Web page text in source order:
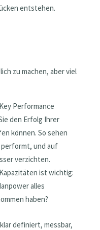
entstehen.
zu machen, aber viel
Performance
den Erfolg Ihrer
können. So sehen
und auf
verzichten.
ist wichtig:
alles
haben?
definiert, messbar,